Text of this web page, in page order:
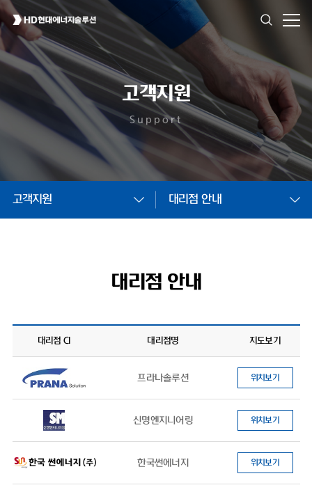
고객지원
Support
고객지원 대리점 안내
대리점 안내
대리점 CI 대리점명 지도보기
프라나솔루션 위치보기
신명엔지니어링 위치보기
한국썬에너지 위치보기